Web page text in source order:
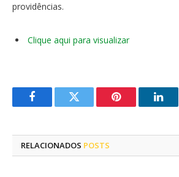
providências.
Clique aqui para visualizar
FacebookTwitter Pinterest
RELACIONADOS POSTS